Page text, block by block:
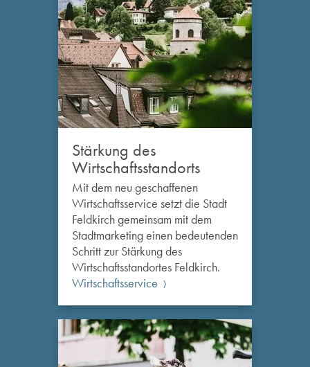
Stärkung des
Wirtschaftsstandorts
Mit dem neu geschaffenen
Wirtschaftsservice setzt die Stadt
Feldkirch gemeinsam mit dem
Stadtmarketing einen bedeutenden
Schritt zur Stärkung des
Wirtschaftsstandortes Feldkirch.
Wirtschaftsservice